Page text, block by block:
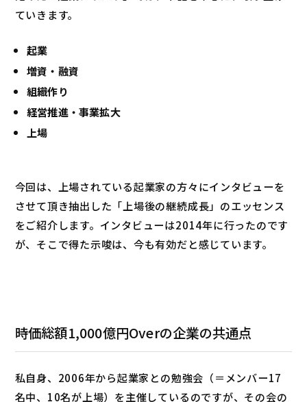
ていきます。
起業
増資・融資
組織作り
経営推進・事業拡大
上場
今回は、上場されている起業家の方々にインタビューを
させて頂き抽出した「上場後の継続成長」のエッセンス
をご紹介します。インタビューは2014年に行ったのです
が、そこで得た示唆は、今も有効だと感じています。
時価総額1,000億円Overの企業の共通点
私自身、2006年から起業家との勉強会（＝メンバー17
名中、10名が上場）を主催しているのですが、その会の